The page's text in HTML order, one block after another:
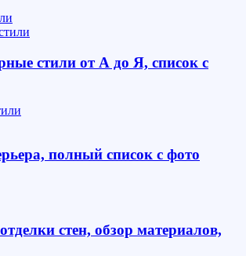
стили от А до Я, список с
полный список с фото
стен, обзор материалов,